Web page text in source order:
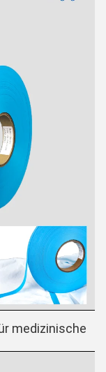
medizinische